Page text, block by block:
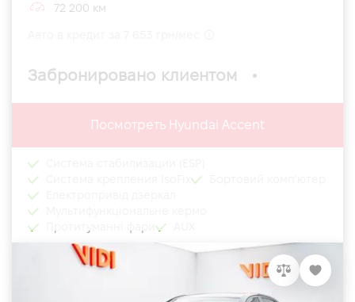
72 200 км
Забронировано клиентом
Посмотреть Hyundai Accent